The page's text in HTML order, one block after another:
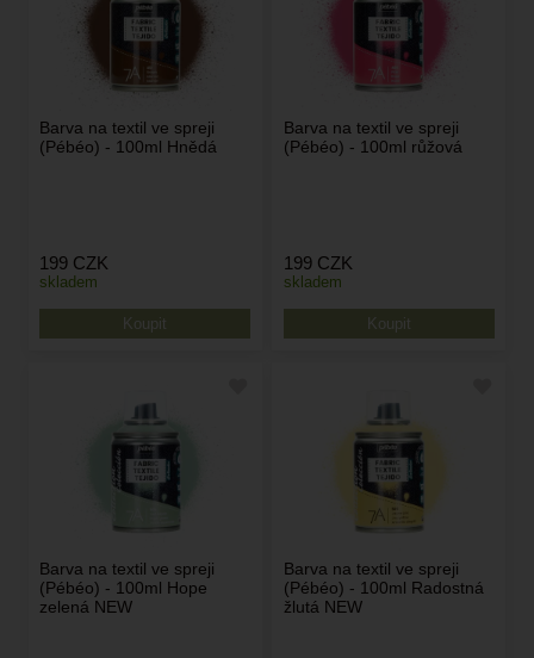
Barva na textil ve spreji
(Pébéo) - 100ml Hnědá
skladem
199 CZK
Barva na textil ve spreji
(Pébéo) - 100ml růžová
skladem
199 CZK
Barva na textil ve spreji
(Pébéo) - 100ml Hope
zelená NEW
Barva na textil ve spreji
(Pébéo) - 100ml Radostná
žlutá NEW